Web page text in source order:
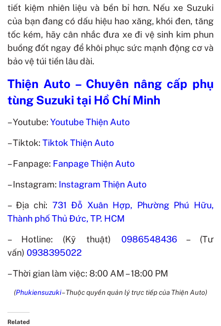
tiết kiệm nhiên liệu và bền bỉ hơn. Nếu xe Suzuki
của bạn đang có dấu hiệu hao xăng, khói đen, tăng
tốc kém, hãy cân nhắc đưa xe đi vệ sinh kim phun
buồng đốt ngay để khôi phục sức mạnh động cơ và
bảo vệ túi tiền lâu dài.
Thiện Auto – Chuyên nâng cấp phụ
tùng Suzuki tại Hồ Chí Minh
– Youtube: Youtube Thiện Auto
– Tiktok: Tiktok Thiện Auto
– Fanpage: Fanpage Thiện Auto
– Instagram: Instagram Thiện Auto
– Địa chỉ: 731 Đỗ Xuân Hợp, Phường Phú Hữu,
Thành phố Thủ Đức, TP. HCM
– Hotline: (Kỹ thuật) 0986548436– (Tư
vấn) 0938395022
– Thời gian làm việc: 8:00 AM – 18:00 PM
(Phukiensuzuki– Thuộc quyền quản lý trực tiếp của Thiện Auto)
Related